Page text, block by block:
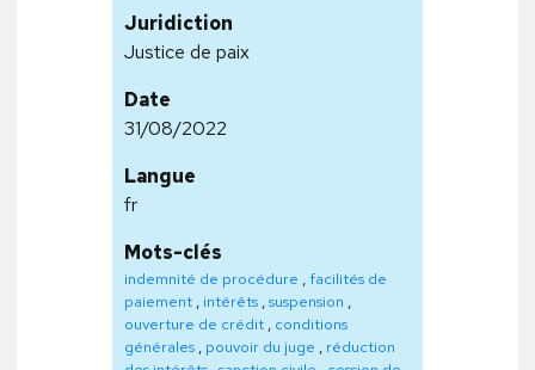
Juridiction
Justice de paix
Date
31/08/2022
Langue
fr
Mots-clés
indemnité de procédure ,facilités de
paiement , intérêts ,suspension ,
ouverture de crédit , conditions
générales , pouvoir du juge , réduction